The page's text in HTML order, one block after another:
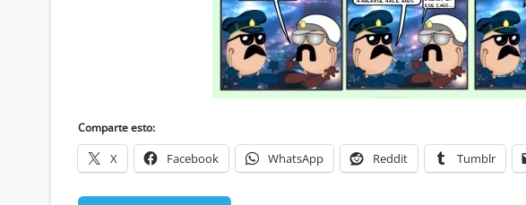
Comparte esto:
X Facebook WhatsApp Reddit Tumblr